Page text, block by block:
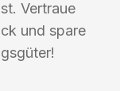
Vertraue
und spare